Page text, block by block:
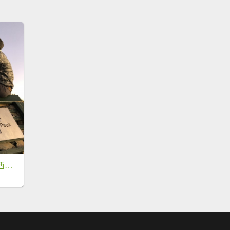
【南投仁愛】合歡西北單攻~七上八下挑戰多